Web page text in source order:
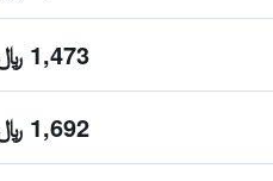
1,473 ﷼
1,692 ﷼